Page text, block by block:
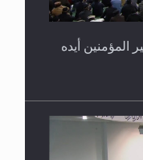
المؤمنين أيده